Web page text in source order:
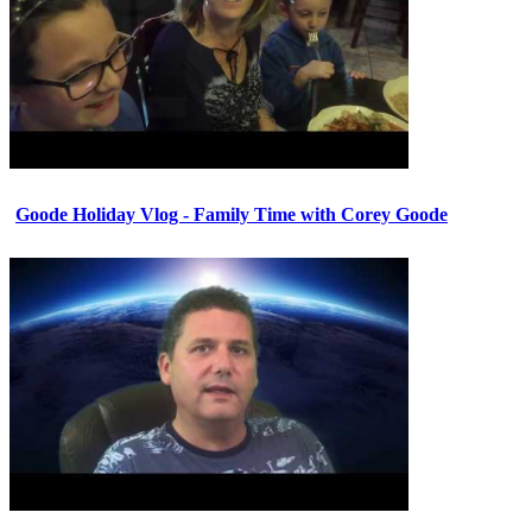
Goode Holiday Vlog - Family Time with Corey Goode